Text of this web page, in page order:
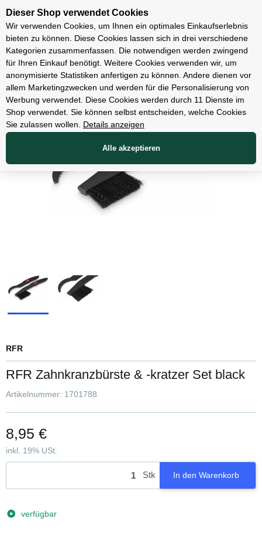
Unsere Filialen
Zubehör
RFR
RFR Zahnkranzbürste & -kratzer Set black
Artikelnummer: 1701788
8,95 €
inkl. 19% USt.
Stk In den Warenkorb
verfügbar
Dieser Shop verwendet Cookies
Wir verwenden Cookies, um Ihnen ein optimales Einkaufserlebnis
bieten zu können. Diese Cookies lassen sich in drei verschiedene
Kategorien zusammenfassen. Die notwendigen werden zwingend
für Ihren Einkauf benötigt. Weitere Cookies verwenden wir, um
anonymisierte Statistiken anfertigen zu können. Andere dienen vor
allem Marketingzwecken und werden für die Personalisierung von
Werbung verwendet. Diese Cookies werden durch 11 Dienste im
Shop verwendet. Sie können selbst entscheiden, welche Cookies
Sie zulassen wollen.
Details anzeigen
Alle akzeptieren